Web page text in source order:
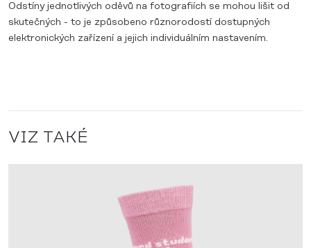
Odstíny jednotlivých oděvů na fotografiích se mohou lišit od
skutečných - to je způsobeno různorodostí dostupných
elektronických zařízení a jejich individuálním nastavením.
VIZ TAKÉ